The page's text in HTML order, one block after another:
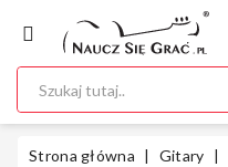
KATEGORIA
Ukulele
Strona główna Gitary